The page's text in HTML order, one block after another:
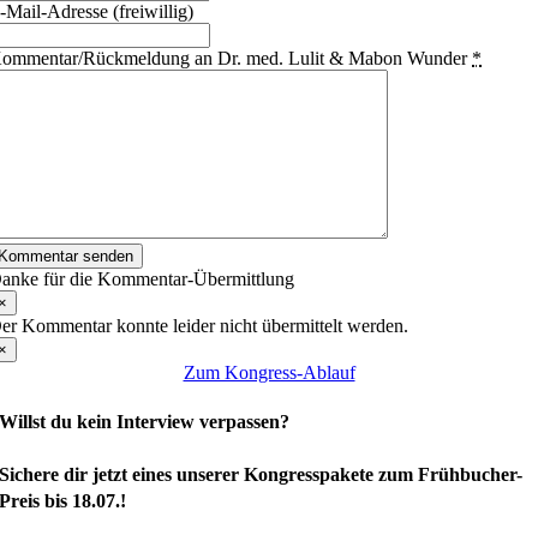
Mail-Adresse (freiwillig)
Rückmeldung an Dr. med. Lulit & Mabon Wunder *
senden
für die Kommentar-Übermittlung
Kommentar konnte leider nicht übermittelt werden.
Zum Kongress-Ablauf
Willst du kein Interview verpassen?
Sichere dir jetzt eines unserer Kongresspakete zum Frühbucher-
Preis bis 18.07.!